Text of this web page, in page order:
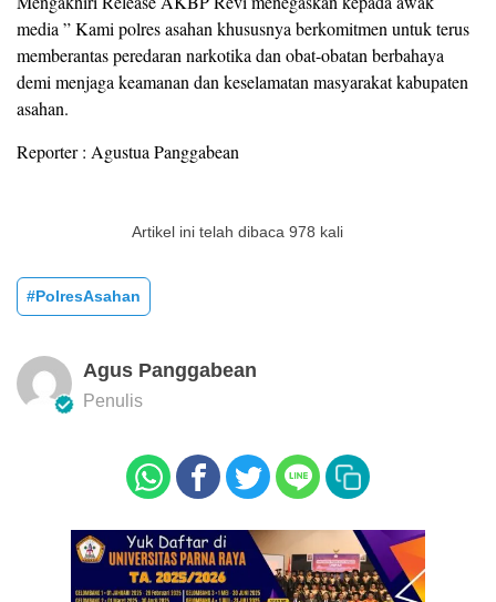
media ” Kami polres asahan khususnya berkomitmen untuk terus
memberantas peredaran narkotika dan obat-obatan berbahaya
demi menjaga keamanan dan keselamatan masyarakat kabupaten
asahan.
Reporter : Agustua Panggabean
Artikel ini telah dibaca 978 kali
#PolresAsahan
Agus Panggabean
Penulis